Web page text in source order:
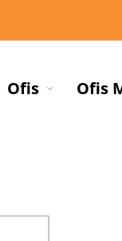
Ofis Ofis